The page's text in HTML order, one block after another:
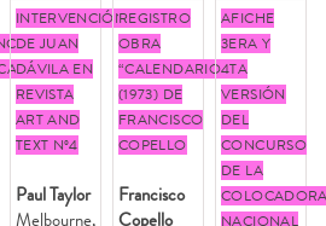
INTERVENCIÓN
DE JUAN
DÁVILA EN
REVISTA
ART AND
TEXT Nº4
Paul Taylor
Melbourne,
REGISTRO
OBRA
“CALENDARIO”
(1973) DE
FRANCISCO
COPELLO
Francisco
Copello
AFICHE
3ERA Y
4TA
VERSIÓN
DEL
CONCURSO
DE LA
NACIONAL